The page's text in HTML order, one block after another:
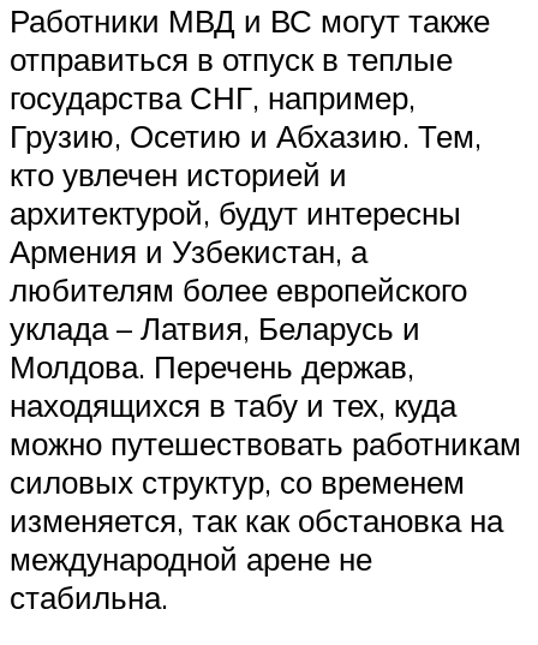
Работники МВД и ВС могут также
отправиться в отпуск в теплые
государства СНГ, например,
Грузию, Осетию и Абхазию. Тем,
кто увлечен историей и
архитектурой, будут интересны
Армения и Узбекистан, а
любителям более европейского
уклада – Латвия, Беларусь и
Молдова. Перечень держав,
находящихся в табу и тех, куда
можно путешествовать работникам
силовых структур, со временем
изменяется, так как обстановка на
международной арене не
стабильна.